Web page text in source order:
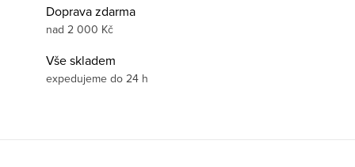
Doprava zdarma
nad 2 000 Kč
Vše skladem
expedujeme do 24 h